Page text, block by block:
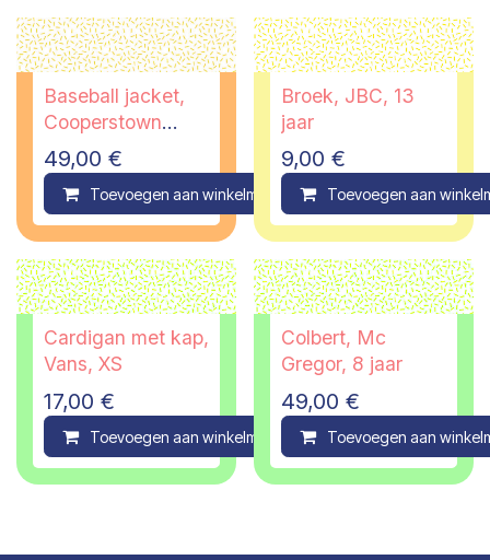
Baseball jacket,
Cooperstown
Majestic Atletic,
XS - PI
49,00 €
Toevoegen aan winkelmandje Compare
Broek, JBC, 13
jaar
9,00 €
Toevoegen aan
Cardigan met kap,
Vans, XS
17,00 €
Toevoegen aan winkelmandje Compare
Colbert, Mc
Gregor, 8 jaar
49,00 €
Toevoegen aan